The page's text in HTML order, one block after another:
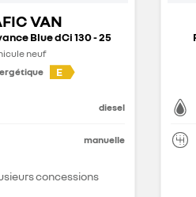
VAN
Blue dCi 130 - 25
neuf
E
diesel
manuelle
concessions